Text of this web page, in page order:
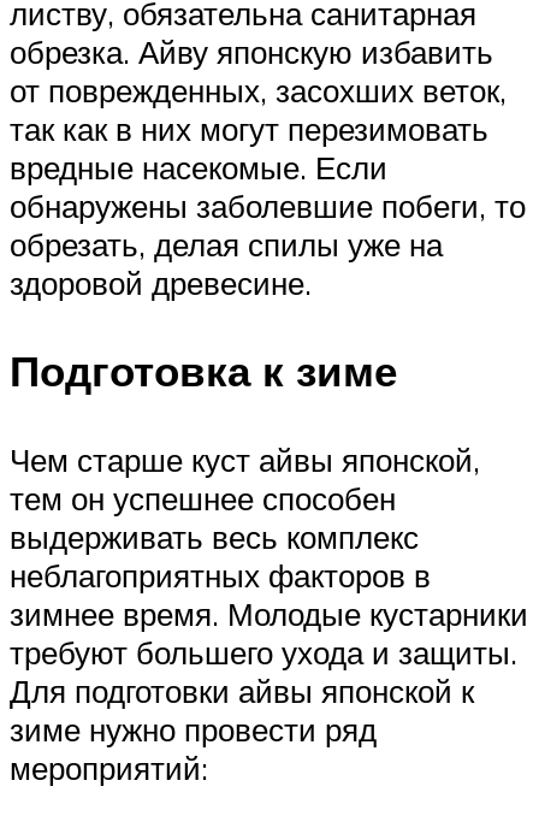
листву, обязательна санитарная
обрезка. Айву японскую избавить
от поврежденных, засохших веток,
так как в них могут перезимовать
вредные насекомые. Если
обнаружены заболевшие побеги, то
обрезать, делая спилы уже на
здоровой древесине.
Подготовка к зиме
Чем старше куст айвы японской,
тем он успешнее способен
выдерживать весь комплекс
неблагоприятных факторов в
зимнее время. Молодые кустарники
требуют большего ухода и защиты.
Для подготовки айвы японской к
зиме нужно провести ряд
мероприятий: